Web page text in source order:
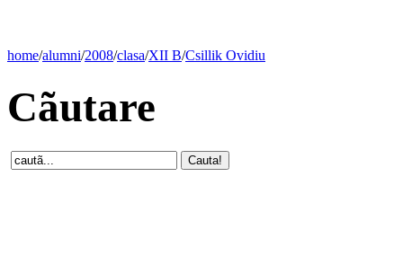
home/alumni/2008/clasa/XII B/Csillik Ovidiu
Cãutare